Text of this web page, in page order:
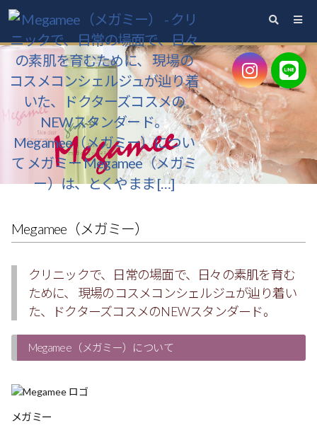
と
く
や
ま
ま
ぶ
た・
ス
ン
ク
リ
ニ
ッ
Megamee（メガミー）
クリニックで、日常の場面で、日々の素肌を育む
ために、
現場のコスメコンシェルジュが辿り着い
た、ドクターズコスメのNEWスタンダード。
Megamee（メガミー）について
メガミー